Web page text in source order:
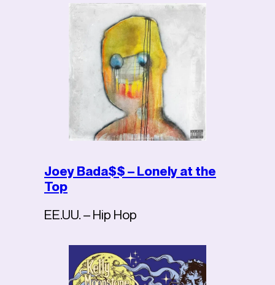
Joey Bada$$ – Lonely at the
Top
EE.UU. – Hip Hop